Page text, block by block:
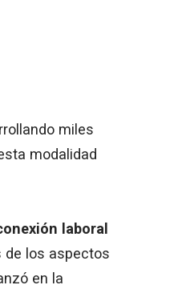
miles
modalidad
laboral
de los aspectos
en la